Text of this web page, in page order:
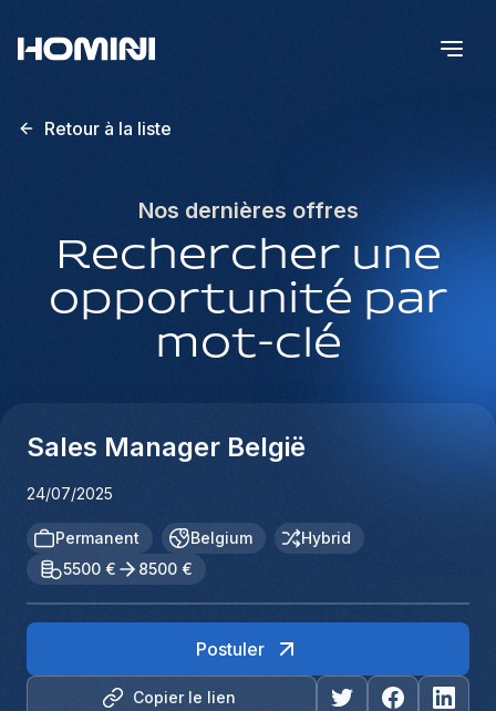
Retour à la liste
Nos dernières offres
Rechercher une
opportunité par
mot-clé
Sales Manager België
24/07/2025
Permanent Belgium
Hybrid
5500 €
8500 €
Copier le lien
Postuler